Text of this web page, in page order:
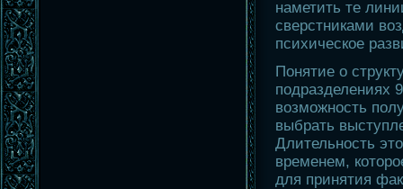
наметить те
сверстниками
психическое
Понятие о
подразделениях
возможность
выбрать
Длительность
временем,
для принятия